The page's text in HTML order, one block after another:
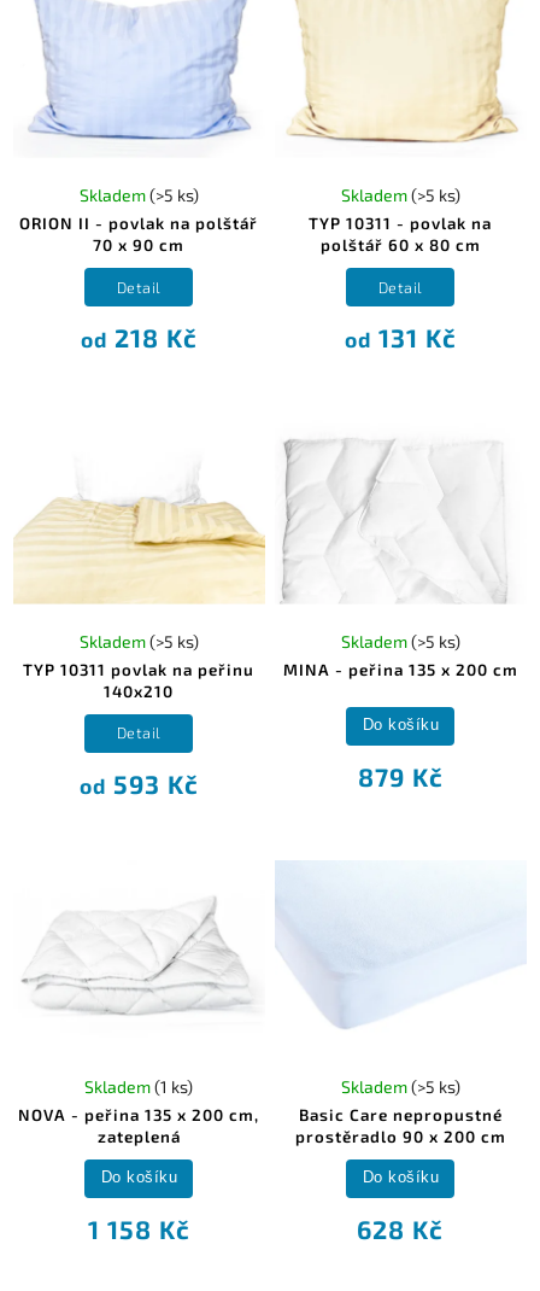
ORION II - povlak na polštář
70 x 90 cm
Skladem(>5 ks)
od 218 Kč
Detail
TYP 10311 - povlak na
polštář 60 x 80 cm
Skladem(>5 ks)
od 131 Kč
Detail
TYP 10311 povlak na peřinu
140x210
Skladem(>5 ks)
od 593 Kč
Detail
MINA - peřina 135 x 200 cm
Skladem(>5 ks)
879 Kč
Do košíku
NOVA - peřina 135 x 200 cm,
zateplená
Skladem(1 ks)
1 158 Kč
Do košíku
Basic Care nepropustné
prostěradlo 90 x 200 cm
Skladem(>5 ks)
628 Kč
Do košíku